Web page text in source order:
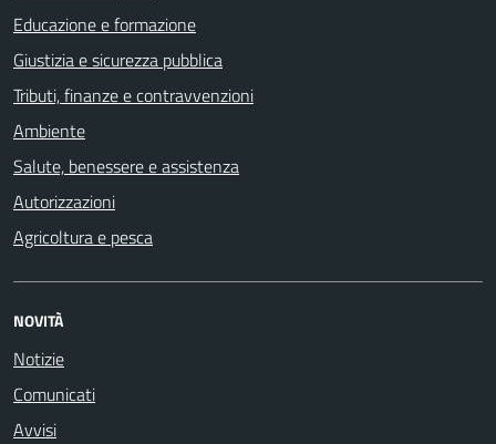
Educazione e formazione
Giustizia e sicurezza pubblica
Tributi, finanze e contravvenzioni
Ambiente
Salute, benessere e assistenza
Autorizzazioni
Agricoltura e pesca
NOVITÀ
Notizie
Comunicati
Avvisi